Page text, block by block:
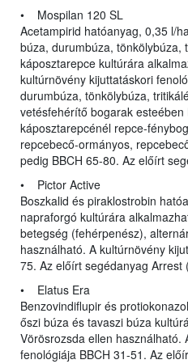
• Mospilan 120 SL
Acetampirid hatóanyag, 0,35 l/
búza, durumbúza, tönkölybúza,
káposztarepce kultúrára
kultúrnövény kijuttatáskori
durumbúza, tönkölybúza,
vetésfehérítő bogarak
káposztarepcénél repce-
repcebecő-ormányos,
pedig BBCH 65-80. Az előírt
• Pictor Active
Boszkalid és piraklostrobin
napraforgó kultúrára
betegség (fehérpenész),
használható. A kultúrnövény
75. Az előírt segédanyag Arrest
• Elatus Era
Benzovindiflupir és
őszi búza és tavaszi búza
Vörösrozsda ellen használható.
fenológiája BBCH 31-51. Az